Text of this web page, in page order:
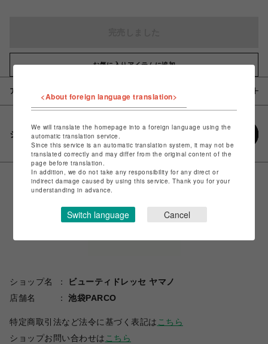
お気に入りアイテムに追加
アイテム説明 / 素材
シェアする
ショップ名
ビューティドレッセ ヤマノ
店舗名
池袋PARCO
特定商取引法など法令に基づく表記は こちら
ショップお問い合わせは こちら
<About foreign language translation>
We will translate the homepage into a foreign language using the
automatic translation service.
Since this service is an automatic translation system, it may not be
translated correctly and may differ from the original content of the
page before translation.
In addition, we do not take any responsibility for any direct or
indirect damage caused by using this service. Thank you for your
understanding in advance.
Switch language Cancel